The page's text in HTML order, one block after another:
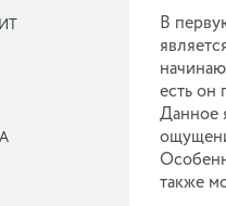
В
есть он
Данное
также